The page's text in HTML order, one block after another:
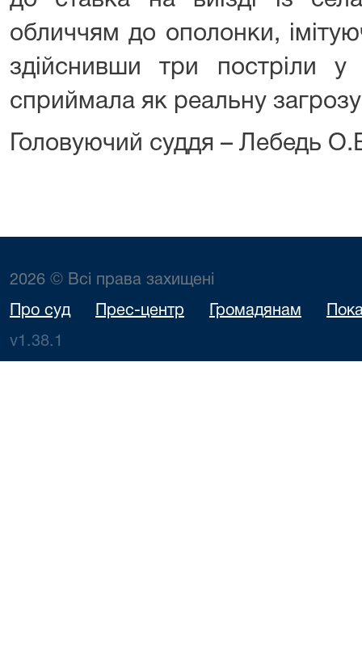
обличчям до ополонки,
здійснивши три постріли у
сприймала як реальну
Головуючий суддя – Лебедь
2026 © Всі права захищені
Про суд Прес-центр Громадянам
v1.38.1